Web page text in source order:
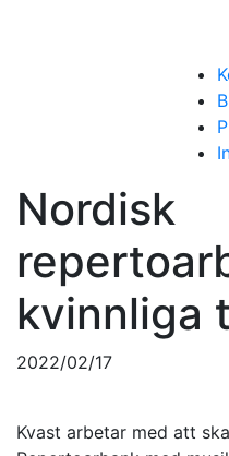
Nordisk
kvinnliga
2022/02/17
Kvast arbetar med att